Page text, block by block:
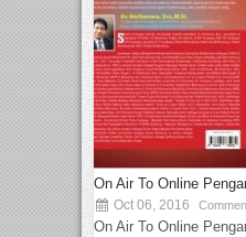
On Air To Online
Oct 06, 2016
On Air To Online